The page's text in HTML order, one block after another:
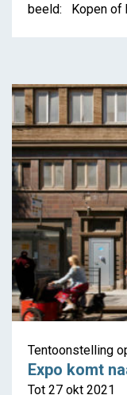
Op
kamer
beeld: Kopen of
Tentoonstelling
Expo komt
Tot 27 okt 2021